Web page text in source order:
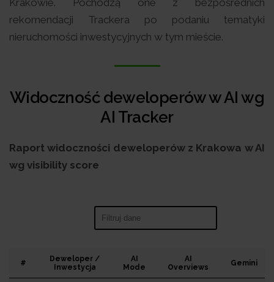
rekomendacji Trackera po podaniu tematyki
nieruchomości inwestycyjnych w tym mieście.
Widoczność deweloperów w AI wg
AI Tracker
Raport widoczności deweloperów z Krakowa w AI
wg visibility score
#
Deweloper /
Inwestycja
AI
Mode
AI
Overviews
Gemini